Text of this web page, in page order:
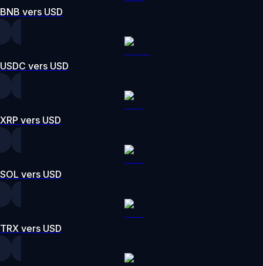
BNB vers USD
USDC vers USD
XRP vers USD
SOL vers USD
TRX vers USD